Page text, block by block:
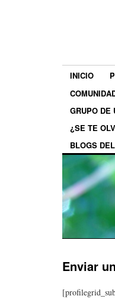
INICIO
GRUPO DE
¿SE TE
BLOGS
Enviar